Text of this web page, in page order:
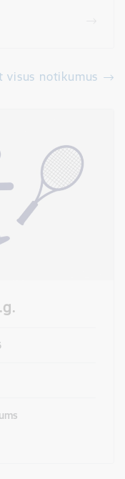
visus notikumus